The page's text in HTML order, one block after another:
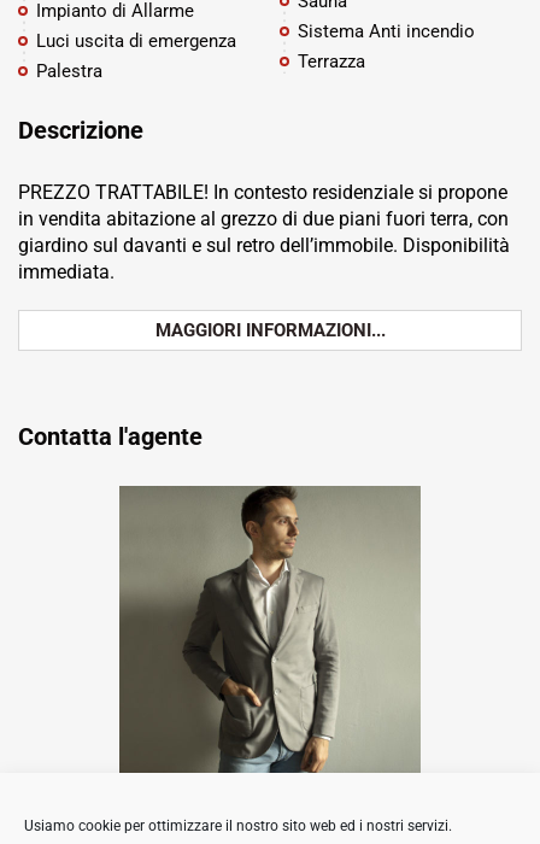
Usiamo cookie per ottimizzare il nostro sito web ed i nostri servizi.
Impianto di Allarme
Luci uscita di emergenza
Palestra
Sistema Anti incendio
Terrazza
Descrizione
PREZZO TRATTABILE! In contesto residenziale si propone
in vendita abitazione al grezzo di due piani fuori terra, con
giardino sul davanti e sul retro dell’immobile. Disponibilità
immediata.
MAGGIORI INFORMAZIONI...
Contatta l'agente
Luca Barbi